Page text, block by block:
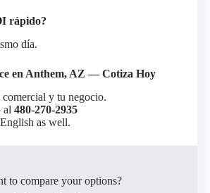
rápido?
día.
en Anthem, AZ — Cotiza Hoy
comercial y tu negocio.
al 480-270-2935
as well.
to compare your options?